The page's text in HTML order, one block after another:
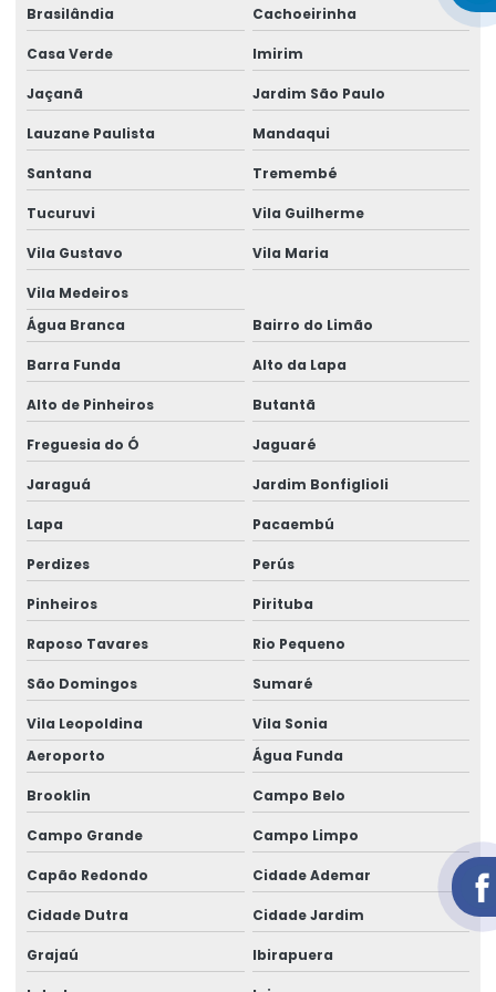
Aluguel gerador grande
Aluguel de gerador industrial em salvador
Aluguel de gerador para obra
Aluguel de gerador para obra em salvador
Aluguel de gerador pequeno
Aluguel de gerador pequeno preço
Aluguel de gerador pequeno valor
Aluguel de gerador preço
Aluguel de gerador preço por dia
Aluguel de gerador em salvador
Aluguel de gerador trifásico
Aluguel de gerador trifásico em salvador
Aluguel de geradores de energia telefone
Aluguel de geradores para eventos
Aluguel de geradores para eventos valores
Aluguel de grupo gerador
Aluguel de um gerador
Brasilândia
Cachoeirinha
Casa Verde Imirim
Jaçanã Jardim São Paulo
Lauzane Paulista Mandaqui
Santana Tremembé
Tucuruvi Vila Guilherme
Vila Gustavo Vila Maria
Vila Medeiros
Água Branca
Bairro do Limão
Barra Funda Alto da Lapa
Alto de Pinheiros Butantã
Freguesia do Ó Jaguaré
Jaraguá Jardim Bonfiglioli
Lapa Pacaembú
Perdizes Perús
Pinheiros Pirituba
Raposo Tavares Rio Pequeno
São Domingos Sumaré
Vila Leopoldina
Vila Sonia
Aeroporto
Água Funda
Brooklin Campo Belo
Campo Grande Campo Limpo
Capão Redondo Cidade Ademar
Cidade Dutra Cidade Jardim
Grajaú Ibirapuera